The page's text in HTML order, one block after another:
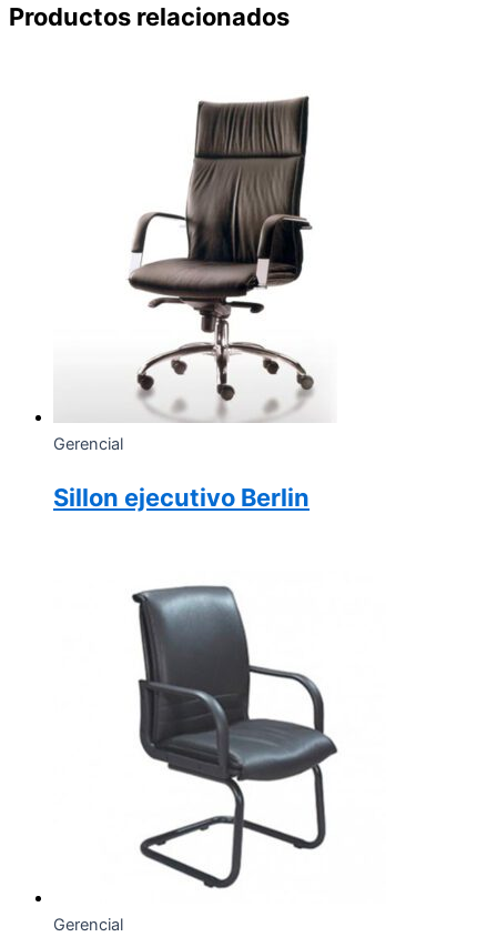
Productos relacionados
Gerencial
Sillon ejecutivo Berlin
Gerencial